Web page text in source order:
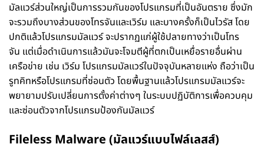
มัลแวร์ส่วนใหญ่เป็นการรวมกันของโปรแกรมที่เป็นอันตราย ซึ่งมัก
จะรวมถึงบางส่วนของโทรจันและเวิร์ม และบางครั้งก็เป็นไวรัส โดย
ปกติแล้วโปรแกรมมัลแวร์ จะปรากฏแก่ผู้ใช้ปลายทางว่าเป็นโทร
จัน แต่เมื่อดำเนินการแล้วมันจะโจมตีผู้ที่ตกเป็นเหยื่อรายอื่นผ่าน
เครือข่าย เช่น เวิร์ม โปรแกรมมัลแวร์ในปัจจุบันหลายแห่ง ถือว่าเป็น
รูทคิทหรือโปรแกรมที่ซ่อนตัว โดยพื้นฐานแล้วโปรแกรมมัลแวร์จะ
พยายามปรับเปลี่ยนการตั้งค่าต่างๆ ในระบบปฏิบัติการเพื่อควบคุม
และซ่อนตัวจากโปรแกรมป้องกันมัลแวร์
Fileless Malware (มัลแวร์แบบไฟล์เลสส์)